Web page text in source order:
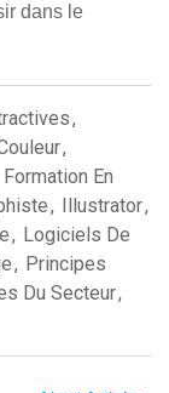
dans le
,
,
Formation En
, Illustrator,
, Logiciels De
, Principes
Du Secteur,